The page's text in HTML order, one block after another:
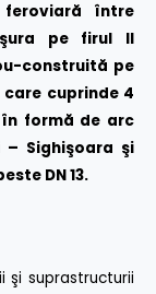
între
pe firul II
construită pe
cuprinde 4
formă de arc
– Sighişoara şi
DN 13.
şi suprastructurii